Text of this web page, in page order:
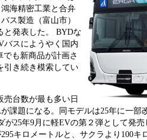
海精密工業と合弁
ス製造（富山市）
と発表した。 BYDな
バスにようやく国内
も新商品が計画さ
引き続き模索してい
売台数が最も多い日
課題になる。同モデルは25年に一部
が25年9月に軽EVの第２弾として発
キロメートルと、サクラより100